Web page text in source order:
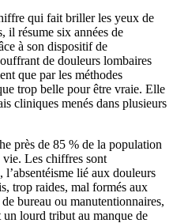
qui fait briller les yeux de
il résume six années de
à son dispositif de
de douleurs lombaires
que par les méthodes
trop belle pour être vraie. Elle
cliniques menés dans plusieurs
près de 85 % de la population
Les chiffres sont
l’absentéisme lié aux douleurs
trop raides, mal formés aux
bureau ou manutentionnaires,
un lourd tribut au manque de